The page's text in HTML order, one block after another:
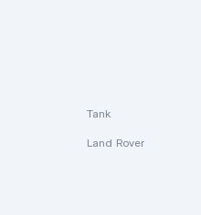
Tank
Land Rover